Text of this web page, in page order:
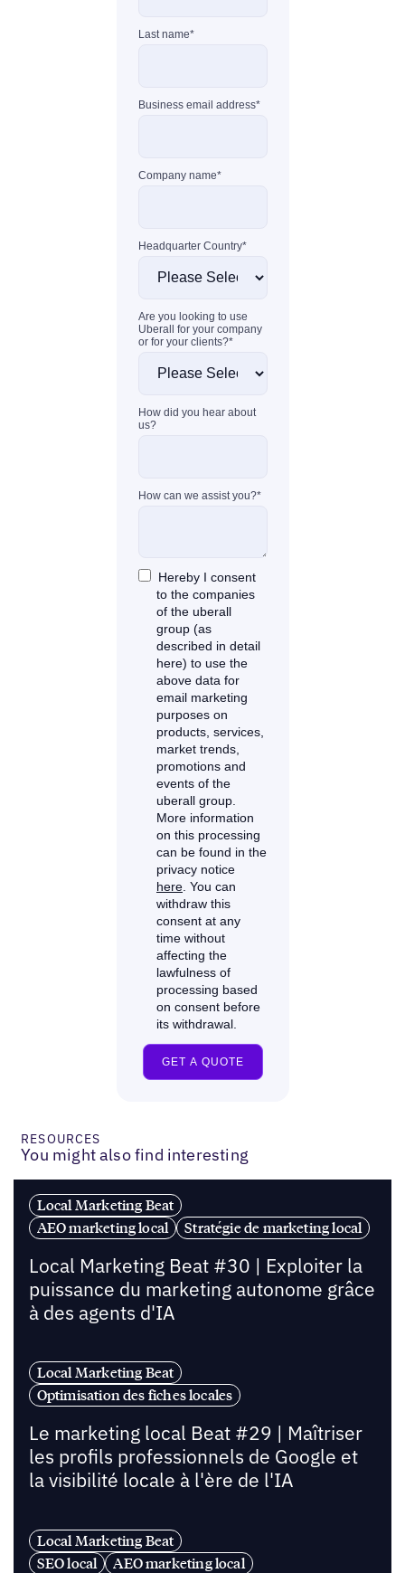
RESOURCES
You might also find interesting
Local Marketing Beat
AEO marketing local
Stratégie de marketing local
Local Marketing Beat #30 | Exploiter la
puissance du marketing autonome grâce
à des agents d'IA
Local Marketing Beat
Optimisation des fiches locales
Le marketing local Beat #29 | Maîtriser
les profils professionnels de Google et
la visibilité locale à l'ère de l'IA
Local Marketing Beat
SEO local
AEO marketing local